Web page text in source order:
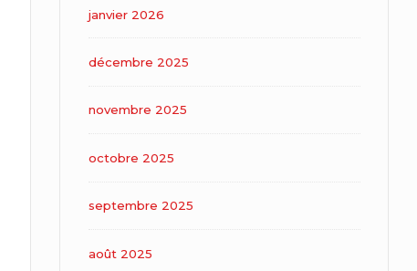
janvier 2026
décembre 2025
novembre 2025
octobre 2025
septembre 2025
août 2025